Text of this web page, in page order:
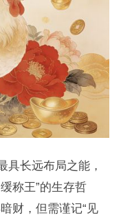
具长远布局之能，
称王”的生存哲
财，但需谨记“见